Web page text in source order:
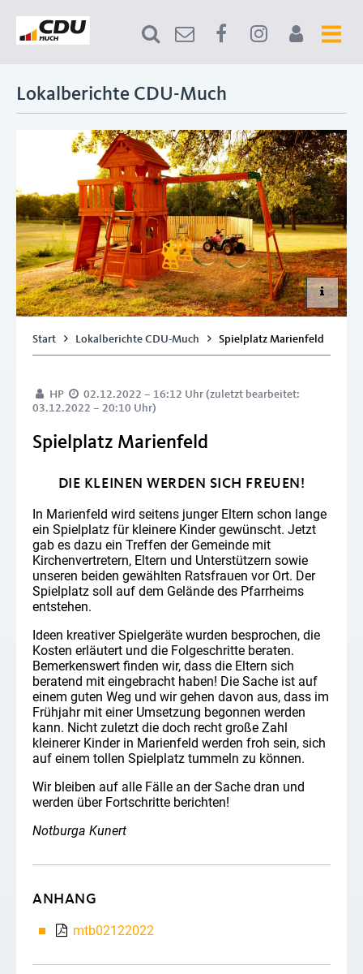
Lokalberichte CDU-Much
Start Lokalberichte CDU-Much Spielplatz Marienfeld
HP
02.12.2022 – 16:12 Uhr (zuletzt bearbeitet:
03.12.2022 – 20:10 Uhr)
Spielplatz Marienfeld
DIE KLEINEN WERDEN SICH FREUEN!
In Marienfeld wird seitens junger Eltern schon lange
ein Spielplatz für kleinere Kinder gewünscht. Jetzt
gab es dazu ein Treffen der Gemeinde mit
Kirchenvertretern, Eltern und Unterstützern sowie
unseren beiden gewählten Ratsfrauen vor Ort. Der
Spielplatz soll auf dem Gelände des Pfarrheims
entstehen.
Ideen kreativer Spielgeräte wurden besprochen, die
Kosten erläutert und die Folgeschritte beraten.
Bemerkenswert finden wir, dass die Eltern sich
beratend mit eingebracht haben! Die Sache ist auf
einem guten Weg und wir gehen davon aus, dass im
Frühjahr mit einer Umsetzung begonnen werden
kann. Nicht zuletzt die doch recht große Zahl
kleinerer Kinder in Marienfeld werden froh sein, sich
auf einem tollen Spielplatz tummeln zu können.
Wir bleiben auf alle Fälle an der Sache dran und
werden über Fortschritte berichten!
Notburga Kunert
ANHANG
mtb02122022